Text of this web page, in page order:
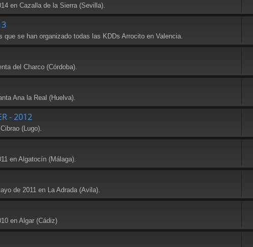
en Cazalla de la Sierra (Sevilla).
se han organizado todas las KDDs Arrocito en Valencia.
del Charco (Córdoba).
Ana la Real (Huelva).
- 2012
(Lugo).
en Algatocín (Málaga).
de 2011 en La Adrada (Avila).
en Algar (Cádiz)